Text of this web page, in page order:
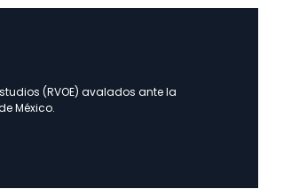
(RVOE) avalados ante la
México.